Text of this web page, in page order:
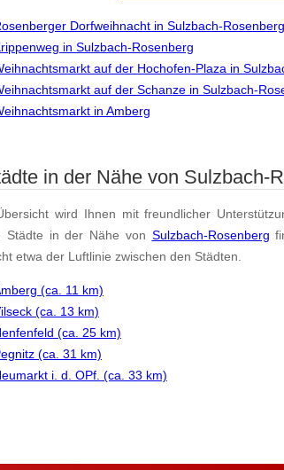
Dorfweihnacht in Sulzbach-Rosenberg
in Sulzbach-Rosenberg
auf der Hochofen-Plaza in
auf der Schanze in Sulzbach-
in Amberg
in der Nähe von Sulzbach-
wird Ihnen mit freundlicher
Städte in der Nähe von Sulzbach-Rosenberg
etwa der Luftlinie zwischen den Städten.
(ca. 11 km)
(ca. 13 km)
(ca. 25 km)
(ca. 31 km)
i. d. OPf. (ca. 33 km)